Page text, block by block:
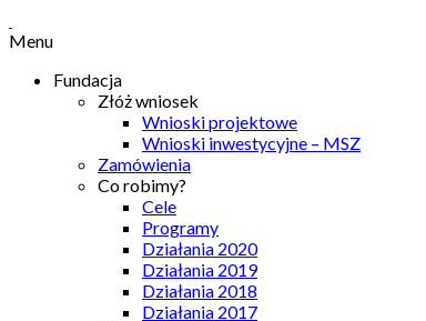
Menu
Fundacja
Złóż wniosek
Wnioski projektowe
Wnioski inwestycyjne – MSZ
Zamówienia
Co robimy?
Cele
Programy
Działania 2020
Działania 2019
Działania 2018
Działania 2017